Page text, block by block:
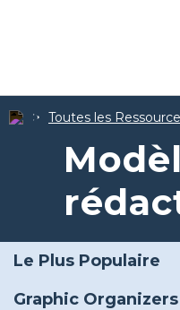
Toutes les
Le Plus Populaire
Graphic Organizers